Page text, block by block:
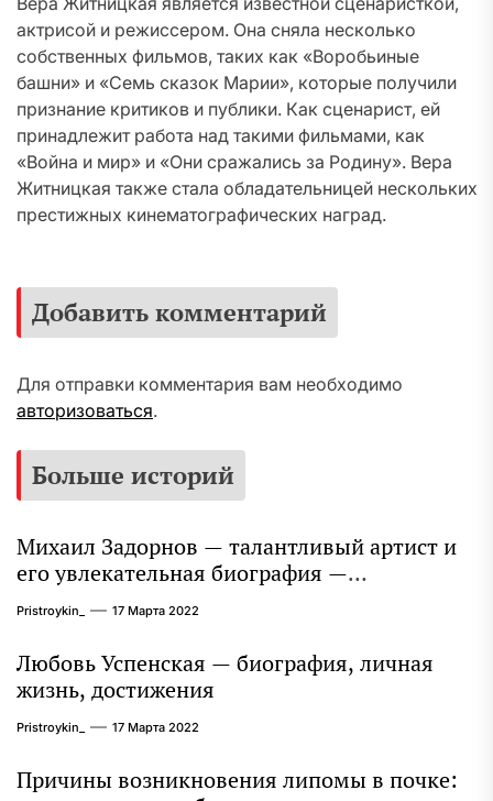
актрисой и режиссером. Она сняла несколько
собственных фильмов, таких как «Воробьиные
башни» и «Семь сказок Марии», которые получили
признание критиков и публики. Как сценарист, ей
принадлежит работа над такими фильмами, как
«Война и мир» и «Они сражались за Родину». Вера
Житницкая также стала обладательницей нескольких
престижных кинематографических наград.
Добавить комментарий
Для отправки комментария вам необходимо
авторизоваться.
Больше историй
Михаил Задорнов — талантливый артист и
его увлекательная биография —
выдающиеся достижения, известность и
интересные факты из личной жизни!
Pristroykin_ 17 Марта 2022
Любовь Успенская — биография, личная
жизнь, достижения
Pristroykin_ 17 Марта 2022
Причины возникновения липомы в почке: